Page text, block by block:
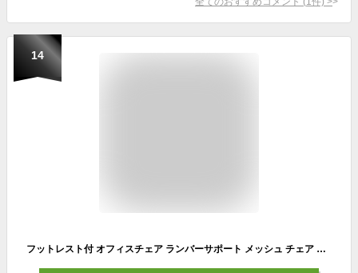
14
フットレスト付 オフィスチェア ランバーサポート メッシュ チェア デスクチェア ハイバック ワークチェア パソコンチェア デスク用チェア フットレスト 背もたれ 肘付き 肘掛け 高さ調節 オットマン